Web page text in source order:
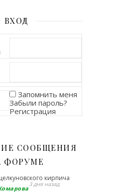
ВХОД
Запомнить меня
Забыли пароль?
Регистрация
СООБЩЕНИЯ
ФОРУМЕ
кирпича
3 дня назад